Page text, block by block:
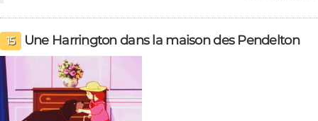
15 Une Harrington dans la maison des Pendelton